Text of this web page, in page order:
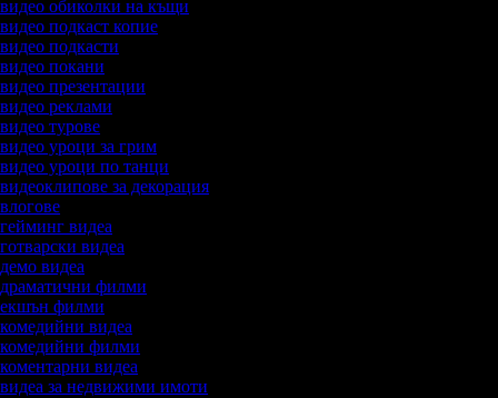
видео обиколки на къщи
подкаст копие
подкасти
видео покани
презентации
видео реклами
турове
видео уроци за грим
видео уроци по танци
за декорация
видеа
видеа
видеа
драматични филми
екшън филми
комедийни видеа
комедийни филми
видеа
видеа за недвижими имоти